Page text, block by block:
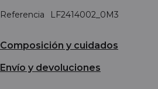
Referencia
LF2414002_0M3
Composición y cuidados
Envío y devoluciones